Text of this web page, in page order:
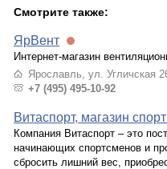
Смотрите также:
ЯрВент
Интернет-магазин
Ярославль, ул. Угличская
+7 (495) 495-10-92
Витаспорт, магазин
Компания Витаспорт – это
начинающих спортсменов и
сбросить лишний вес,